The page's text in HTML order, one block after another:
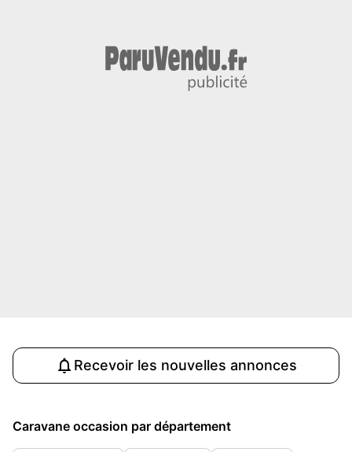
Recevoir les nouvelles annonces
Caravane occasion par département